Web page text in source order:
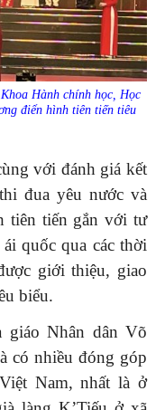
Hành chính học, Học
điển hình tiên tiến tiêu
với đánh giá kết
đua yêu nước và
tiên tiến gắn với tư
quốc qua các thời
giới thiệu, giao
biểu.
giáo Nhân dân Võ
có nhiều đóng góp
Nam, nhất là ở